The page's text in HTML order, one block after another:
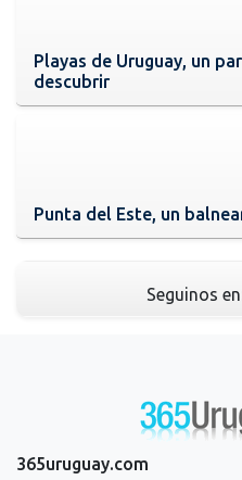
Playas de Uruguay, un
descubrir
Punta del Este, un
Seguinos
365uruguay.com